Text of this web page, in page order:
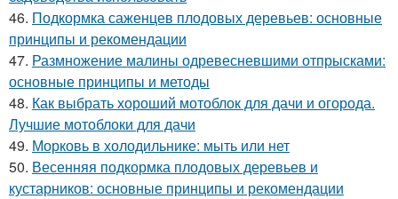
46. Подкормка саженцев плодовых деревьев: основные
принципы и рекомендации
47. Размножение малины одревесневшими отпрысками:
основные принципы и методы
48. Как выбрать хороший мотоблок для дачи и огорода.
Лучшие мотоблоки для дачи
49. Морковь в холодильнике: мыть или нет
50. Весенняя подкормка плодовых деревьев и
кустарников: основные принципы и рекомендации